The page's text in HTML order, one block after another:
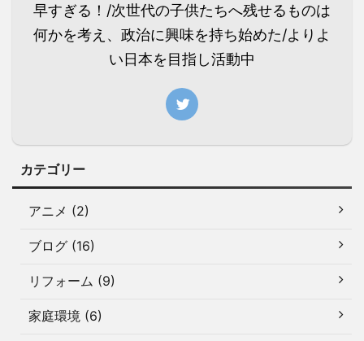
早すぎる！/次世代の子供たちへ残せるものは
何かを考え、政治に興味を持ち始めた/よりよ
い日本を目指し活動中
カテゴリー
アニメ (2)
ブログ (16)
リフォーム (9)
家庭環境 (6)